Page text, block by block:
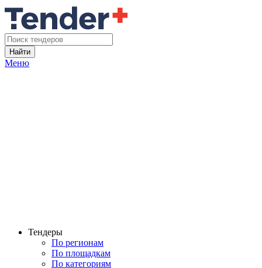
Найти
Меню
Тендеры
По регионам
По площадкам
По категориям